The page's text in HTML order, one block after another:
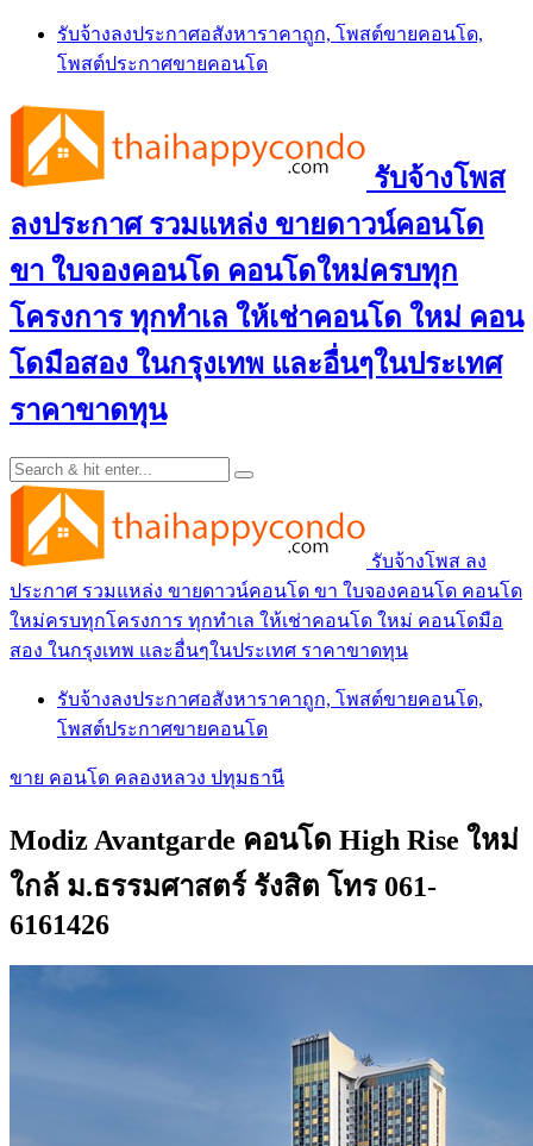
Skip
content
รับจ้างลงประกาศอสังหาราคาถูก, โพสต์ขายคอนโด,
โพสต์ประกาศขายคอนโด
รับจ้างโพส
ลงประกาศ รวมแหล่ง ขายดาวน์คอนโด
ขา ใบจองคอนโด คอนโดใหม่ครบทุก
โครงการ ทุกทำเล ให้เช่าคอนโด ใหม่ คอน
โดมือสอง ในกรุงเทพ และอื่นๆในประเทศ
ราคาขาดทุน
รับจ้างโพส ลง
ประกาศ รวมแหล่ง ขายดาวน์คอนโด ขา ใบจองคอนโด คอนโด
ใหม่ครบทุกโครงการ ทุกทำเล ให้เช่าคอนโด ใหม่ คอนโดมือ
สอง ในกรุงเทพ และอื่นๆในประเทศ ราคาขาดทุน
รับจ้างลงประกาศอสังหาราคาถูก, โพสต์ขายคอนโด,
โพสต์ประกาศขายคอนโด
ขาย คอนโด คลองหลวง ปทุมธานี
Modiz Avantgarde คอนโด High Rise ใหม่
ใกล้ ม.ธรรมศาสตร์ รังสิต โทร 061-
6161426